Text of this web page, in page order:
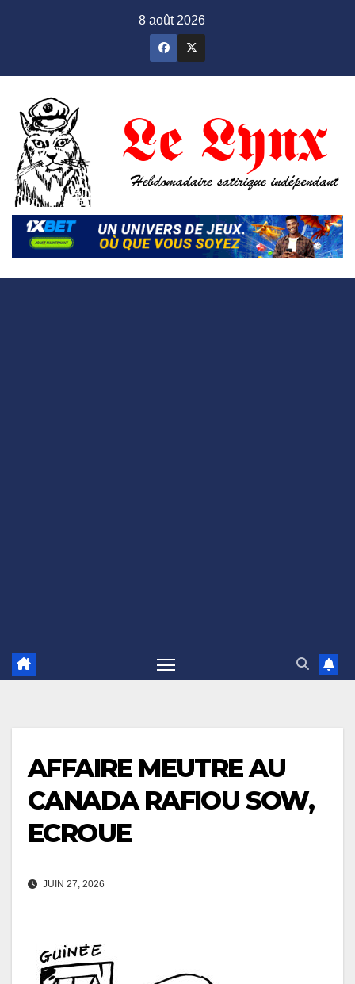
8 août 2026
AFFAIRE MEUTRE AU
CANADA RAFIOU SOW,
ECROUE
JUIN 27, 2026